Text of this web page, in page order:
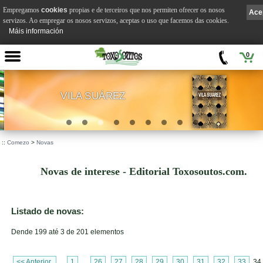
0
VILA SUÁREZ
:: Comezo > Novas
Novas de interese - Editorial Toxosoutos.com.
Listado de novas:
Dende 199 até 3 de 201 elementos
Empregamos cookies propias e de terceiros que nos permiten ofrecer os nosos
servizos. Ao empregar os nosos servizos, aceptas o uso que facemos das cookies.
Máis información